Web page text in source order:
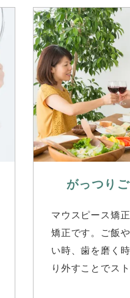
がっつり
マウスピース矯
矯正です。ご飯
い時、歯を磨く
り外すことでス